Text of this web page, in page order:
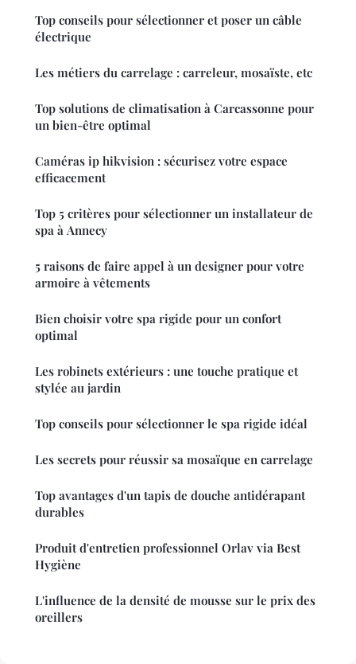
Top conseils pour sélectionner et poser un câble
électrique
Les métiers du carrelage : carreleur, mosaïste, etc
Top solutions de climatisation à Carcassonne pour
un bien-être optimal
Caméras ip hikvision : sécurisez votre espace
efficacement
Top 5 critères pour sélectionner un installateur de
spa à Annecy
5 raisons de faire appel à un designer pour votre
armoire à vêtements
Bien choisir votre spa rigide pour un confort
optimal
Les robinets extérieurs : une touche pratique et
stylée au jardin
Top conseils pour sélectionner le spa rigide idéal
Les secrets pour réussir sa mosaïque en carrelage
Top avantages d'un tapis de douche antidérapant
durables
Produit d'entretien professionnel Orlav via Best
Hygiène
L'influence de la densité de mousse sur le prix des
oreillers